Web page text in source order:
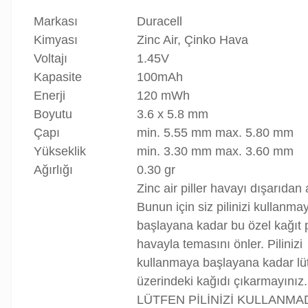
Markası
Duracell
Kimyası
Zinc Air, Çinko Hava
Voltajı
1.45V
Kapasite
100mAh
Enerji
120 mWh
Boyutu
3.6 x 5.8 mm
Çapı
min. 5.55 mm max. 5.80 mm
Yükseklik
min. 3.30 mm max. 3.60 mm
Ağırlığı
0.30 gr
Zinc air piller havayı dışarıdan
Bunun için siz pilinizi
başlayana kadar bu özel kağıt
havayla temasını önler. Pilinizi
kullanmaya başlayana kadar
üzerindeki kağıdı çıkarmayınız.
LÜTFEN PİLİNİZİ